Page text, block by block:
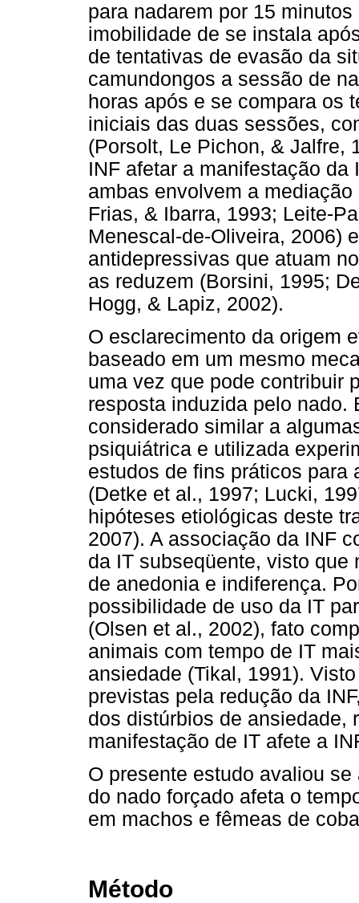
para nadarem por 15
imobilidade de se instala
de tentativas de evasão da
camundongos a sessão de
horas após e se compara os
iniciais das duas sessões,
(Porsolt, Le Pichon, & Jalfre,
INF afetar a manifestação
ambas envolvem a
Frias, & Ibarra, 1993; Leite-
Menescal-de-Oliveira, 2006)
antidepressivas que atuam
as reduzem (Borsini, 1995;
Hogg, & Lapiz, 2002).
O esclarecimento da origem
baseado em um mesmo
uma vez que pode contribuir
resposta induzida pelo nado.
considerado similar a
psiquiátrica e utilizada
estudos de fins práticos para
(Detke et al., 1997; Lucki,
hipóteses etiológicas deste
2007). A associação da INF
da IT subseqüente, visto
de anedonia e indiferença.
possibilidade de uso da IT
(Olsen et al., 2002), fato
animais com tempo de IT
ansiedade (Tikal, 1991).
previstas pela redução da
dos distúrbios de ansiedade,
manifestação de IT afete a
O presente estudo avaliou
do nado forçado afeta o
em machos e fêmeas de
Método